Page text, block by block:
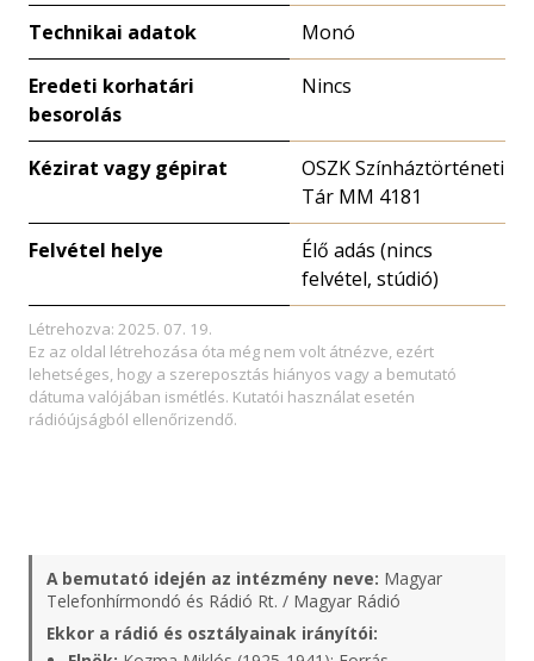
Technikai adatok Monó
Eredeti korhatári
besorolás
Nincs
Kézirat vagy gépirat
OSZK Színháztörténeti
Tár MM 4181
Felvétel helye
Élő adás (nincs
felvétel, stúdió)
Létrehozva: 2025. 07. 19.
Ez az oldal létrehozása óta még nem volt átnézve, ezért
lehetséges, hogy a szereposztás hiányos vagy a bemutató
dátuma valójában ismétlés. Kutatói használat esetén
rádióújságból ellenőrizendő.
A bemutató idején az intézmény neve: Magyar
Telefonhírmondó és Rádió Rt. / Magyar Rádió
Ekkor a rádió és osztályainak irányítói: